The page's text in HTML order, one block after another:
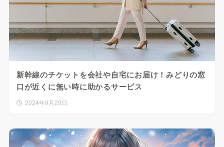
新幹線のチケットを会社や自宅にお届け！みどりの窓
口が近くに無い時に助かるサービス
2024年9月29日